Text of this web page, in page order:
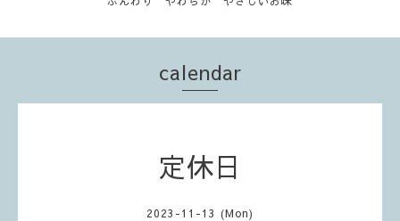
calendar
定休日
2023-11-13 (Mon)